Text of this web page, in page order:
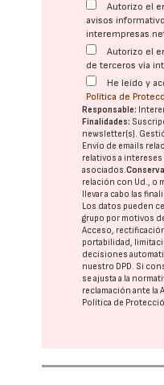
Autorizo el
avisos
Autorizo el
de terceros vía
He leído y
Política de
Responsable:
Finalidades:
newsletter(s).
Envío de emails
relativos a
asociados.
relación con Ud., o
llevar a cabo las
Los datos pueden
grupo por motivos
Acceso,
portabilidad,
decisiones
nuestro DPD. Si
se ajusta a la
reclamación ante la
Política de